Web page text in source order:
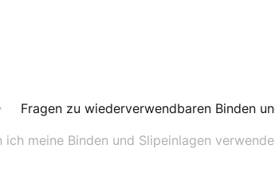
Fragen zu wiederverwendbaren Binden
ich meine Binden und Slipeinlagen